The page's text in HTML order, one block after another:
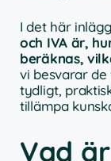
I det här
och IVA är,
beräknas,
vi besvarar
tydligt,
tillämpa
Vad